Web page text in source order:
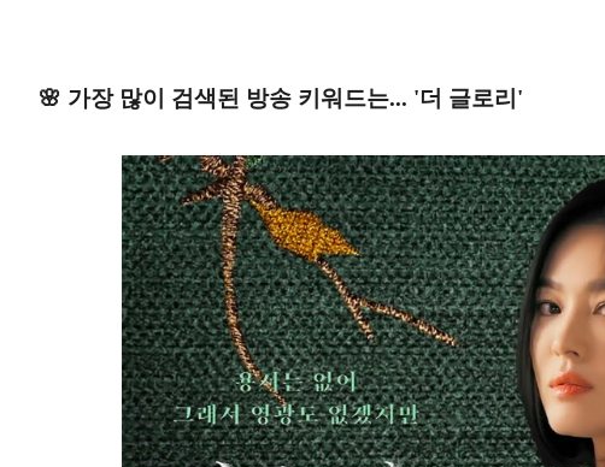
🌸 가장 많이 검색된 방송 키워드는... '더 글로리'